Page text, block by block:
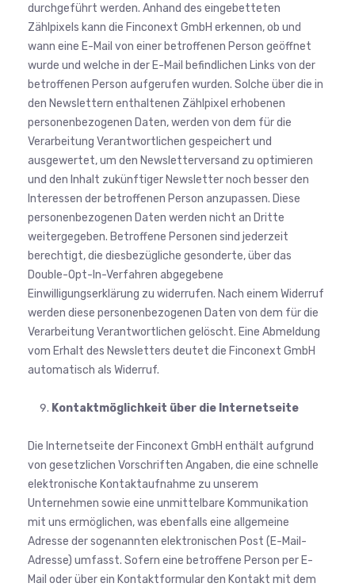
durchgeführt werden. Anhand des eingebetteten
Zählpixels kann die Finconext GmbH erkennen, ob und
wann eine E-Mail von einer betroffenen Person geöffnet
wurde und welche in der E-Mail befindlichen Links von der
betroffenen Person aufgerufen wurden. Solche über die in
den Newslettern enthaltenen Zählpixel erhobenen
personenbezogenen Daten, werden von dem für die
Verarbeitung Verantwortlichen gespeichert und
ausgewertet, um den Newsletterversand zu optimieren
und den Inhalt zukünftiger Newsletter noch besser den
Interessen der betroffenen Person anzupassen. Diese
personenbezogenen Daten werden nicht an Dritte
weitergegeben. Betroffene Personen sind jederzeit
berechtigt, die diesbezügliche gesonderte, über das
Double-Opt-In-Verfahren abgegebene
Einwilligungserklärung zu widerrufen. Nach einem Widerruf
werden diese personenbezogenen Daten von dem für die
Verarbeitung Verantwortlichen gelöscht. Eine Abmeldung
vom Erhalt des Newsletters deutet die Finconext GmbH
automatisch als Widerruf.
Kontaktmöglichkeit über die Internetseite
Die Internetseite der Finconext GmbH enthält aufgrund
von gesetzlichen Vorschriften Angaben, die eine schnelle
elektronische Kontaktaufnahme zu unserem
Unternehmen sowie eine unmittelbare Kommunikation
mit uns ermöglichen, was ebenfalls eine allgemeine
Adresse der sogenannten elektronischen Post (E-Mail-
Adresse) umfasst. Sofern eine betroffene Person per E-
Mail oder über ein Kontaktformular den Kontakt mit dem